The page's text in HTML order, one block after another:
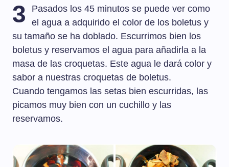
3
Pasados los 45 minutos se puede ver como
el agua a adquirido el color de los boletus y
su tamaño se ha doblado. Escurrimos bien los
boletus y reservamos el agua para añadirla a la
masa de las croquetas. Este agua le dará color y
sabor a nuestras croquetas de boletus.
Cuando tengamos las setas bien escurridas, las
picamos muy bien con un cuchillo y las
reservamos.